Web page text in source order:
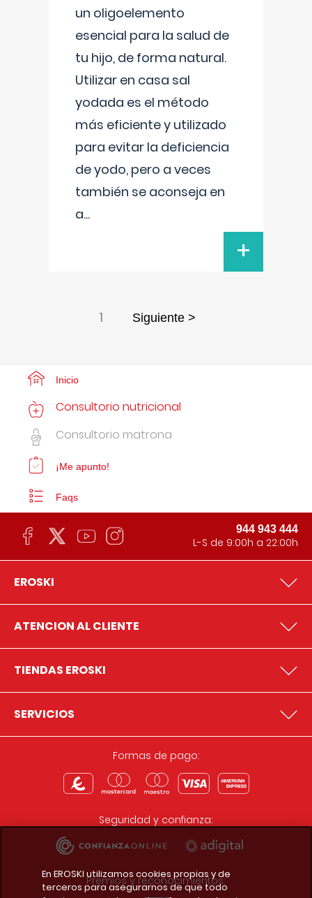
un oligoelemento
esencial para la salud de
tu hijo, de forma natural.
Utilizar en casa sal
yodada es el método
más eficiente y utilizado
para evitar la deficiencia
de yodo, pero a veces
también se aconseja en
a...
+
1 Siguiente >
Inicio
Consultorio nutricional
Consultorio matrona
¡Me apunto!
Faqs
944 943 444
L-S de 9:00h a 22:00h
EROSKI
ATENCION AL CLIENTE
TIENDAS EROSKI
SERVICIOS
Formas de pago:
Seguridad y confianza:
Premios y reconocimientos:
En EROSKI utilizamos cookies propias y de
terceros para asegurarnos de que todo